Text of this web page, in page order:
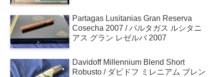
Partagas Lusitanias Gran Reserva
Cosecha 2007 / パルタガス ルシタニ
アス グラン レゼルバ 2007
Davidoff Millennium Blend Short
Robusto / ダビドフ ミレニアム ブレン